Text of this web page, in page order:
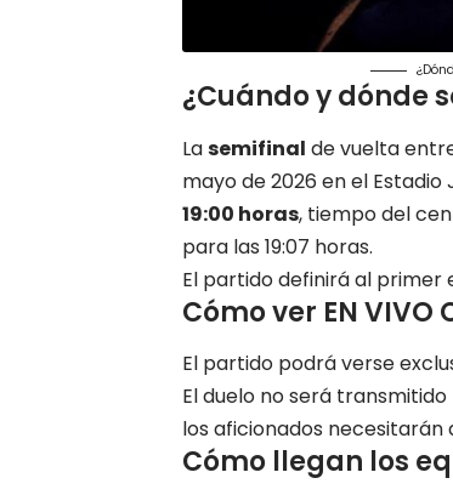
¿Cuándo y dónde
Lasemifinal de vuelta
mayo de 2026 en el
19:00 horas, tiempo del
para las 19:07 horas.
El partido definirá al primer
Cómo ver EN VIVO
El partido podrá verse
El duelo no será
los aficionados
Cómo llegan los